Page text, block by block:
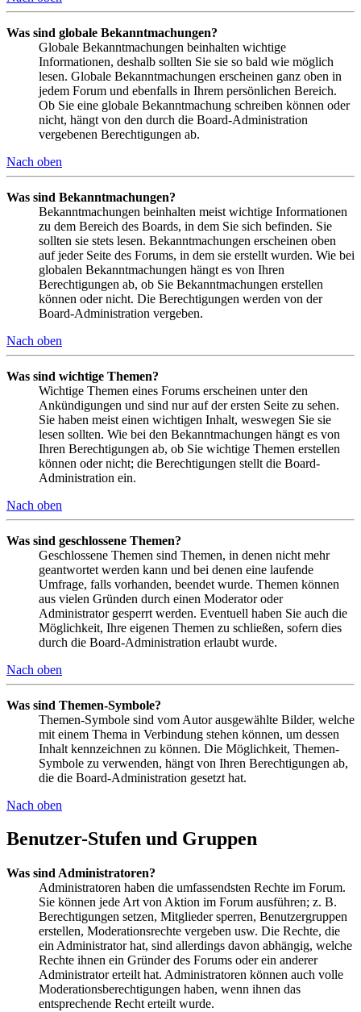
Was sind globale Bekanntmachungen?
Globale Bekanntmachungen beinhalten wichtige
Informationen, deshalb sollten Sie sie so bald wie möglich
lesen. Globale Bekanntmachungen erscheinen ganz oben in
jedem Forum und ebenfalls in Ihrem persönlichen Bereich.
Ob Sie eine globale Bekanntmachung schreiben können oder
nicht, hängt von den durch die Board-Administration
vergebenen Berechtigungen ab.
Nach oben
Was sind Bekanntmachungen?
Bekanntmachungen beinhalten meist wichtige Informationen
zu dem Bereich des Boards, in dem Sie sich befinden. Sie
sollten sie stets lesen. Bekanntmachungen erscheinen oben
auf jeder Seite des Forums, in dem sie erstellt wurden. Wie bei
globalen Bekanntmachungen hängt es von Ihren
Berechtigungen ab, ob Sie Bekanntmachungen erstellen
können oder nicht. Die Berechtigungen werden von der
Board-Administration vergeben.
Nach oben
Was sind wichtige Themen?
Wichtige Themen eines Forums erscheinen unter den
Ankündigungen und sind nur auf der ersten Seite zu sehen.
Sie haben meist einen wichtigen Inhalt, weswegen Sie sie
lesen sollten. Wie bei den Bekanntmachungen hängt es von
Ihren Berechtigungen ab, ob Sie wichtige Themen erstellen
können oder nicht; die Berechtigungen stellt die Board-
Administration ein.
Nach oben
Was sind geschlossene Themen?
Geschlossene Themen sind Themen, in denen nicht mehr
geantwortet werden kann und bei denen eine laufende
Umfrage, falls vorhanden, beendet wurde. Themen können
aus vielen Gründen durch einen Moderator oder
Administrator gesperrt werden. Eventuell haben Sie auch die
Möglichkeit, Ihre eigenen Themen zu schließen, sofern dies
durch die Board-Administration erlaubt wurde.
Nach oben
Was sind Themen-Symbole?
Themen-Symbole sind vom Autor ausgewählte Bilder, welche
mit einem Thema in Verbindung stehen können, um dessen
Inhalt kennzeichnen zu können. Die Möglichkeit, Themen-
Symbole zu verwenden, hängt von Ihren Berechtigungen ab,
die die Board-Administration gesetzt hat.
Nach oben
Benutzer-Stufen und Gruppen
Was sind Administratoren?
Administratoren haben die umfassendsten Rechte im Forum.
Sie können jede Art von Aktion im Forum ausführen; z. B.
Berechtigungen setzen, Mitglieder sperren, Benutzergruppen
erstellen, Moderationsrechte vergeben usw. Die Rechte, die
ein Administrator hat, sind allerdings davon abhängig, welche
Rechte ihnen ein Gründer des Forums oder ein anderer
Administrator erteilt hat. Administratoren können auch volle
Moderationsberechtigungen haben, wenn ihnen das
entsprechende Recht erteilt wurde.